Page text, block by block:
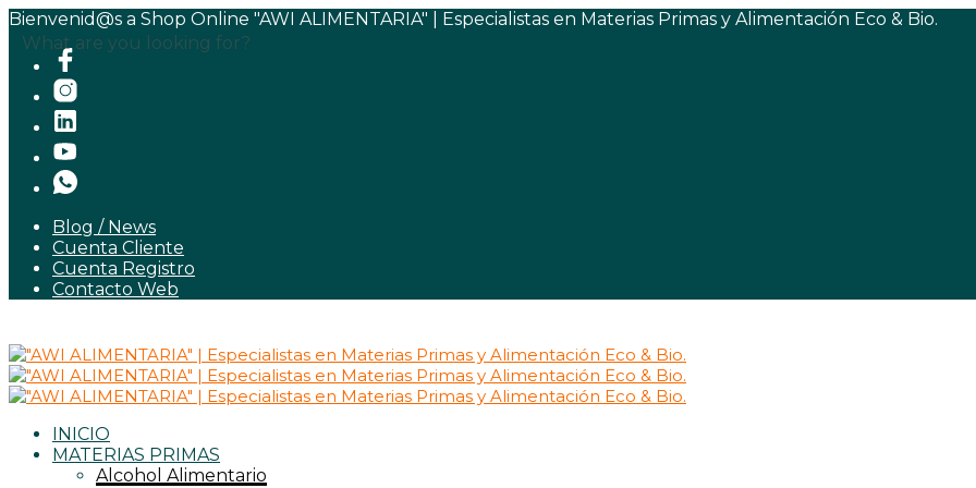
Bienvenid@s a Shop Online "AWI ALIMENTARIA" | Especialistas en Materias Primas y Alimentación Eco & Bio.
Blog / News
Cuenta Cliente
Cuenta Registro
Contacto Web
INICIO
MATERIAS PRIMAS
Alcohol Alimentario
What are you looking for?